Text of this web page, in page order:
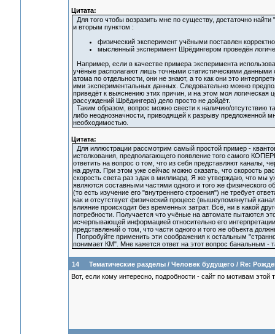
Цитата:
Для того чтобы возразить мне по существу, достаточно
и вторым пунктом :
физический эксперимент учёными поставлен корректно
мысленный эксперимент Шрёдингером проведён
Например, если в качестве примера эксперимента
учёные располагают лишь точными статистическими данными
атома по отдельности, они не знают, а то как они это
ими экспериментальных данных. Следовательно можно
приведёт к выяснению этих причин, и на этом моя логическая
рассуждений Шрёдингера) дело просто не дойдёт.
Таким образом, вопрос можно свести к наличию/отсутствию
либо неоднозначности, приводящей к разрыву предложенной
необходимостью.
Цитата:
Для иллюстрации рассмотрим самый простой пример -
истолкования, предполагающего появление того самого
ответить на вопрос о том, что из себя представляют каналы,
на друга. При этом уже сейчас можно сказать, что скорость
скорость света раз эдак в миллиард. Я же утверждаю, что
являются составными частями одного и того же физического
(то есть изучение его "внутреннего строения") не требует
как и отсутствует физический процесс (вышеупомянутый
влияние происходит без временных затрат. Всё, ни в какой
потребности. Получается что учёные на автомате пытаются
исчерпывающей информацией относительно его
представлений о том, что части одного и того же объекта
Попробуйте применить эти соображения к остальным
понимает КМ". Мне кажется ответ на этот вопрос банальным -
14 Тематические разделы/ Человек будущего/ Re:
Вот, если кому интересно, подробности - сайт по мотивам